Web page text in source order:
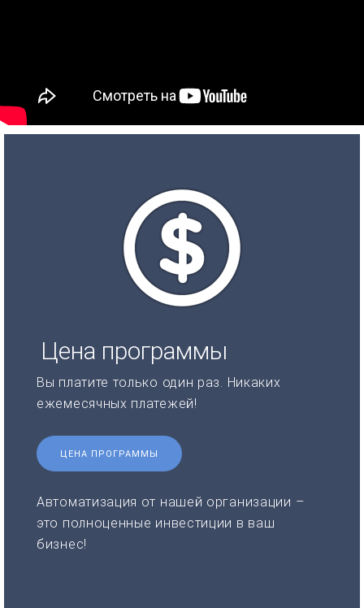
Цена программы
Вы платите только один раз. Никаких
ежемесячных платежей!
ЦЕНА ПРОГРАММЫ
Автоматизация от нашей организации –
это полноценные инвестиции в ваш
бизнес!